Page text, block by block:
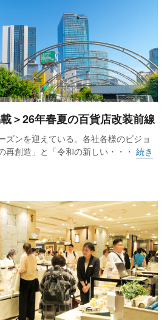
＞26年春夏の百貨店改装前線
ズンを迎えている。各社各様のビジョ
再創造」と「令和の新しい・・・ 続き